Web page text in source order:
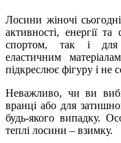
Лосини жіночі
активності, енергії
спортом, так і для
еластичним
підкреслює фігуру і не
Неважливо, чи ви
вранці або для
будь-якого випадку.
теплі лосини – взимку.